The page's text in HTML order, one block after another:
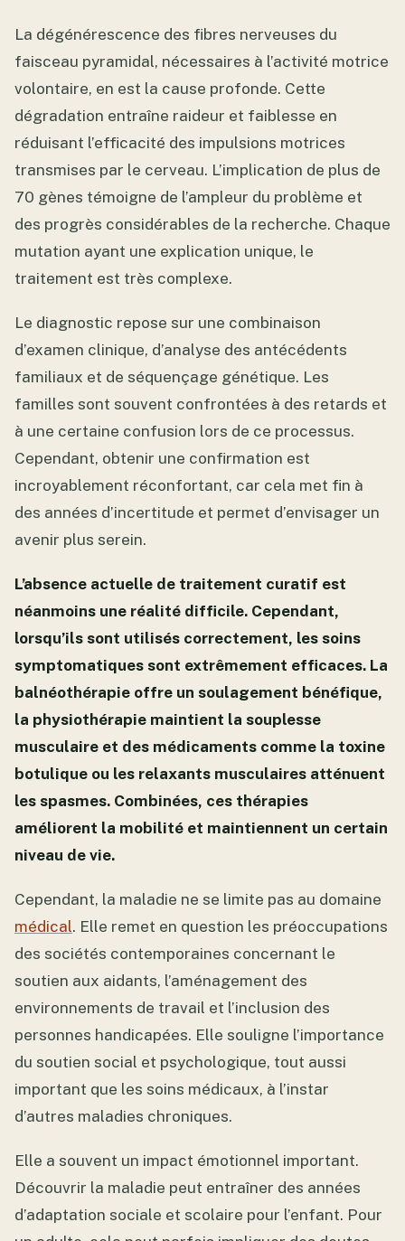
La dégénérescence des fibres nerveuses du
faisceau pyramidal, nécessaires à l’activité motrice
volontaire, en est la cause profonde. Cette
dégradation entraîne raideur et faiblesse en
réduisant l’efficacité des impulsions motrices
transmises par le cerveau. L’implication de plus de
70 gènes témoigne de l’ampleur du problème et
des progrès considérables de la recherche. Chaque
mutation ayant une explication unique, le
traitement est très complexe.
Le diagnostic repose sur une combinaison
d’examen clinique, d’analyse des antécédents
familiaux et de séquençage génétique. Les
familles sont souvent confrontées à des retards et
à une certaine confusion lors de ce processus.
Cependant, obtenir une confirmation est
incroyablement réconfortant, car cela met fin à
des années d’incertitude et permet d’envisager un
avenir plus serein.
L’absence actuelle de traitement curatif est
néanmoins une réalité difficile. Cependant,
lorsqu’ils sont utilisés correctement, les soins
symptomatiques sont extrêmement efficaces. La
balnéothérapie offre un soulagement bénéfique,
la physiothérapie maintient la souplesse
musculaire et des médicaments comme la toxine
botulique ou les relaxants musculaires atténuent
les spasmes. Combinées, ces thérapies
améliorent la mobilité et maintiennent un certain
niveau de vie.
Cependant, la maladie ne se limite pas au domaine
médical. Elle remet en question les préoccupations
des sociétés contemporaines concernant le
soutien aux aidants, l’aménagement des
environnements de travail et l’inclusion des
personnes handicapées. Elle souligne l’importance
du soutien social et psychologique, tout aussi
important que les soins médicaux, à l’instar
d’autres maladies chroniques.
Elle a souvent un impact émotionnel important.
Découvrir la maladie peut entraîner des années
d’adaptation sociale et scolaire pour l’enfant. Pour